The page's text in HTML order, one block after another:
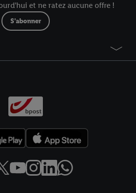
et ne ratez aucune offre !
S'abonner